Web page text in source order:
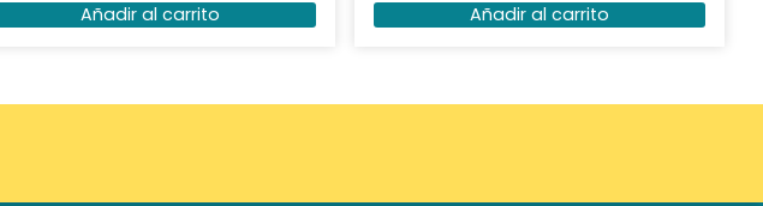
Añadir al carrito
Añadir al carrito